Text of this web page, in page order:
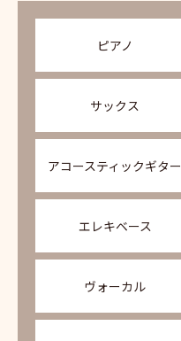
ピアノ
サックス
アコースティックギター
エレキベース
ヴォーカル